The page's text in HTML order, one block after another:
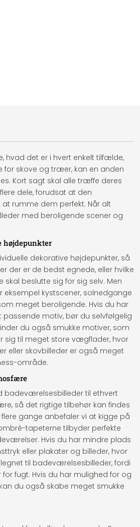
hvad det er i hvert enkelt tilfælde,
skove og træer, kan en anden
Kort sagt skal alle træffe deres
dele, forudsat at den
rumme dem perfekt. Når alt
med beroligende scener og
højdepunkter
dekorative højdepunkter, så
der er de bedst egnede, eller hvilke
beslutte sig for sig selv. Men
kystscener, solnedgange
meget beroligende. Hvis du har
motiv, bør du selvfølgelig
du også smukke motiver, som
sig til meget store vægflader, hvor
eller skovbilleder er også meget
område.
til ethvert
så det rigtige tilbehør kan findes
gange anbefaler vi at kigge på
tapeterne tilbyder perfekte
Hvis du har mindre plads
eller plakater og billeder, hvor
til badeværelsesbilleder, fordi
fugt. Hvis du har mulighed for og
du også skabe meget smukke